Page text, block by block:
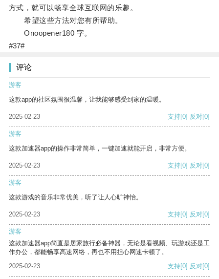
方式，就可以畅享全球互联网的乐趣。
希望这些方法对您有所帮助。
Onoopener180 字。
#37#
评论
游客
这款app的社区氛围很温馨，让我能够感受到家的温暖。
2025-02-23 支持[0] 反对[0]
游客
这款加速器app的操作非常简单，一键加速就能开启，非常方便。
2025-02-23 支持[0] 反对[0]
游客
这款游戏的音乐非常优美，听了让人心旷神怡。
2025-02-23 支持[0] 反对[0]
游客
这款加速器app简直是居家旅行必备神器，无论是看视频、玩游戏还是工
作办公，都能畅享高速网络，再也不用担心网速卡顿了。
2025-02-23
支持[0] 反对[0]